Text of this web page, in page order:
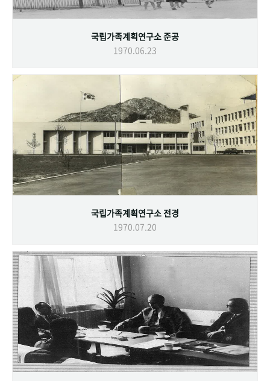
국립가족계획연구소 준공
1970.06.23
국립가족계획연구소 전경
1970.07.20